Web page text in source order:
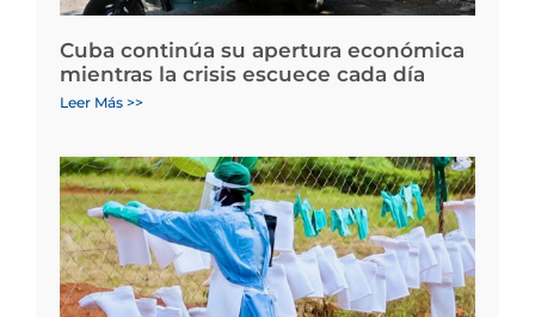
Cuba continúa su apertura económica
mientras la crisis escuece cada día
Leer Más >>